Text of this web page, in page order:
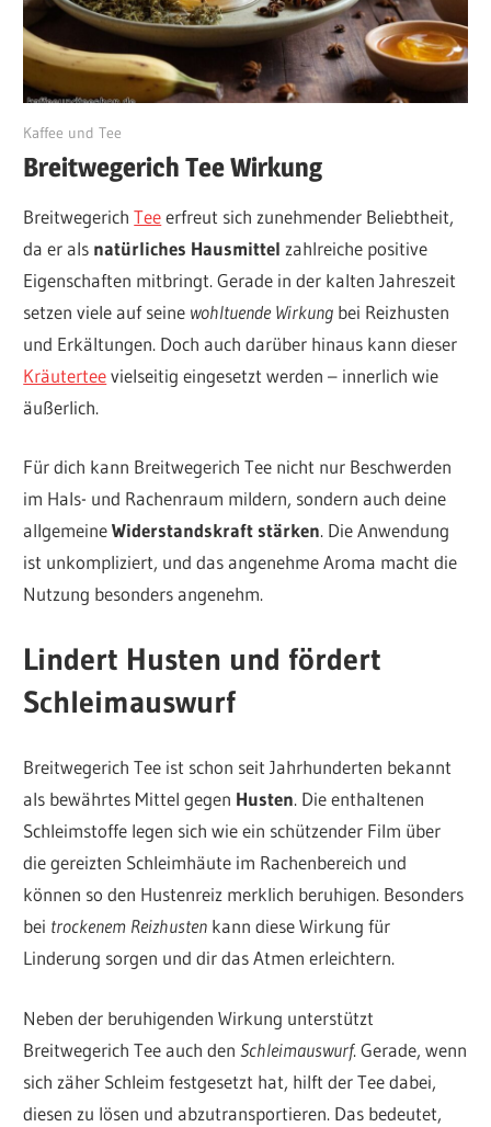
August 4, 2025
Kaffee und Tee
Breitwegerich Tee Wirkung
BreitwegerichTeeerfreut sich zunehmender Beliebtheit,
da er als natürliches Hausmittel zahlreiche positive
Eigenschaften mitbringt. Gerade in der kalten Jahreszeit
setzen viele auf seine wohltuende Wirkung bei Reizhusten
und Erkältungen. Doch auch darüber hinaus kann dieser
Kräuterteevielseitig eingesetzt werden – innerlich wie
äußerlich.
Für dich kann Breitwegerich Tee nicht nur Beschwerden
im Hals- und Rachenraum mildern, sondern auch deine
allgemeineWiderstandskraft stärken. Die Anwendung
ist unkompliziert, und das angenehme Aroma macht die
Nutzung besonders angenehm.
Lindert Husten und fördert
Schleimauswurf
Breitwegerich Tee ist schon seit Jahrhunderten bekannt
als bewährtes Mittel gegen Husten. Die enthaltenen
Schleimstoffe legen sich wie ein schützender Film über
die gereizten Schleimhäute im Rachenbereich und
können so den Hustenreiz merklich beruhigen. Besonders
bei trockenem Reizhusten kann diese Wirkung für
Linderung sorgen und dir das Atmen erleichtern.
Neben der beruhigenden Wirkung unterstützt
Breitwegerich Tee auch denSchleimauswurf. Gerade, wenn
sich zäher Schleim festgesetzt hat, hilft der Tee dabei,
diesen zu lösen und abzutransportieren. Das bedeutet,